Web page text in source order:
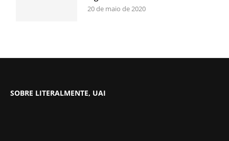
20 de maio de 2020
SOBRE LITERALMENTE, UAI